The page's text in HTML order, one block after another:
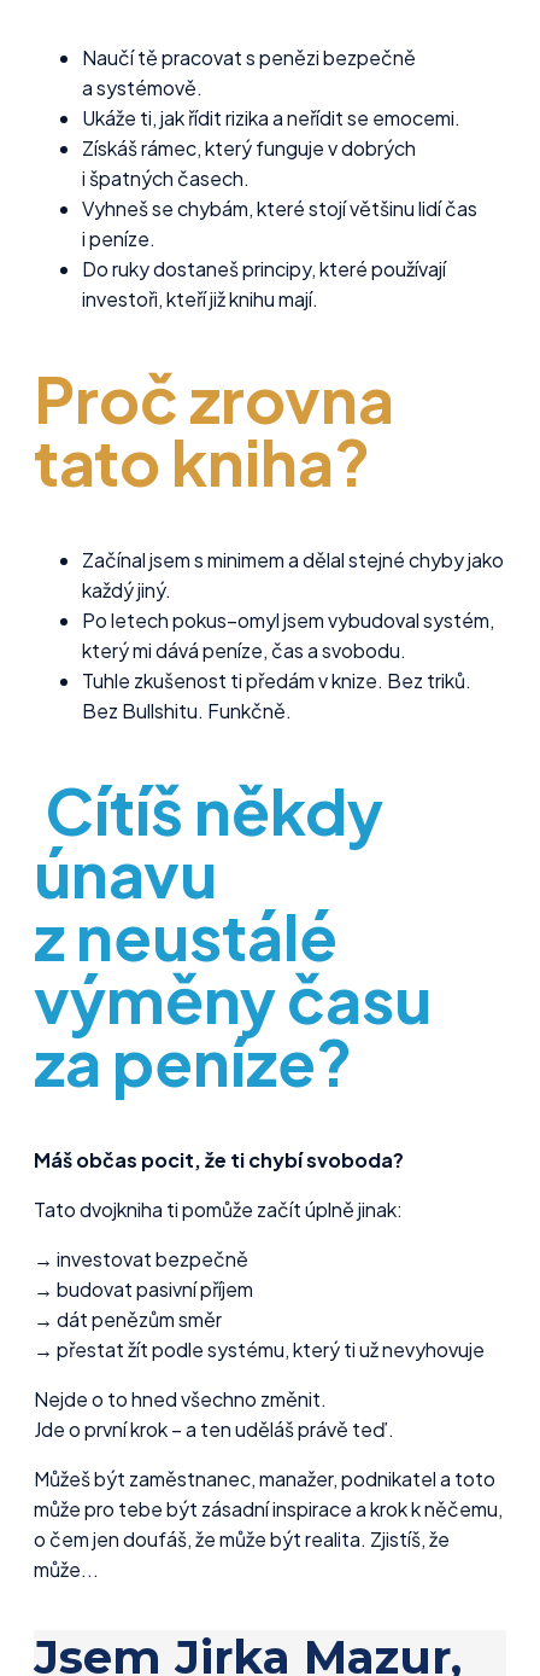
Naučí tě pracovat s penězi bezpečně
a systémově.
Ukáže ti, jak řídit rizika a neřídit se emocemi.
Získáš rámec, který funguje v dobrých
i špatných časech.
Vyhneš se chybám, které stojí většinu lidí čas
i peníze.
Do ruky dostaneš principy, které používají
investoři, kteří již knihu mají.
Proč zrovna
tato kniha?
Začínal jsem s minimem a dělal stejné chyby jako
každý jiný.
Po letech pokus–omyl jsem vybudoval systém,
který mi dává peníze, čas a svobodu.
Tuhle zkušenost ti předám v knize. Bez triků.
Bez Bullshitu. Funkčně.
Cítíš někdy
únavu
z neustálé
výměny času
za peníze?
Máš občas pocit, že ti chybí svoboda?
Tato dvojkniha ti pomůže začít úplně jinak:
→ investovat bezpečně
→ budovat pasivní příjem
→ dát penězům směr
→ přestat žít podle systému, který ti už nevyhovuje
Nejde o to hned všechno změnit.
Jde o první krok – a ten uděláš právě teď.
Můžeš být zaměstnanec, manažer, podnikatel a toto
může pro tebe být zásadní inspirace a krok k něčemu,
o čem jen doufáš, že může být realita. Zjistíš, že
může...
Jsem Jirka Mazur,